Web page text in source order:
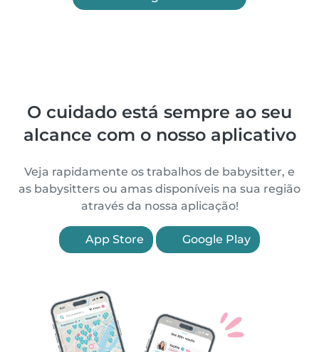
O cuidado está sempre ao seu
alcance com o nosso aplicativo
Veja rapidamente os trabalhos de babysitter, e
as babysitters ou amas disponíveis na sua região
através da nossa aplicação!
App Store Google Play